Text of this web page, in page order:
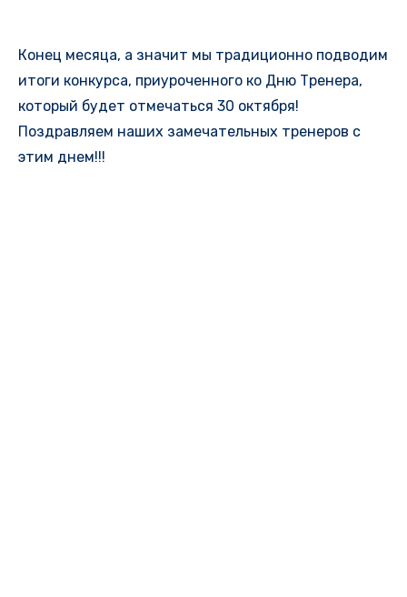
Конец месяца, а значит мы традиционно подводим
итоги конкурса, приуроченного ко Дню Тренера,
который будет отмечаться 30 октября!
Поздравляем наших замечательных тренеров с
этим днем!!!